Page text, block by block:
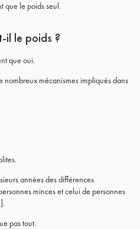
que le poids seul.
il le poids ?
que oui.
nombreux mécanismes impliqués dans
années des différences
minces et celui de personnes
.
pas tout.